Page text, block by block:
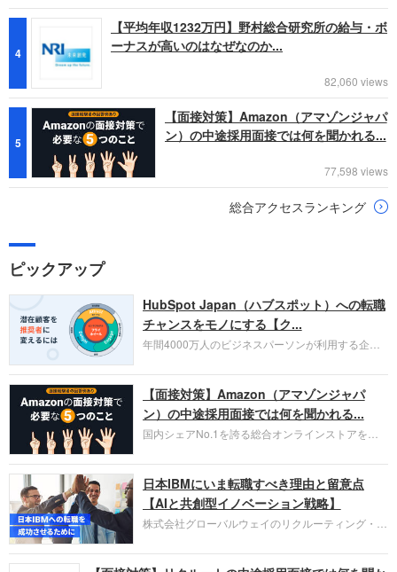
4
【平均年収1232万円】野村総合研究所の給与・ボ
ーナスが高いのはなぜなのか...
82,060 views
5
【面接対策】Amazon（アマゾンジャパ
ン）の中途採用面接では何を聞かれる...
77,598 views
総合アクセスランキング
ピックアップ
HubSpot Japan（ハブスポット）への転職
チャンスをモノにする【ク...
年間4000万人のビジネスパーソンが利用する企業
お勧めするイチオシ企業をご紹介します。今回はク
ラウド型CRMプラットフォームを提供する
HubSpot Japan（ハブスポット・ジャパン）株式会
社です。採用面接対策の企業研究にご活用くださ
い。
【面接対策】Amazon（アマゾンジャパ
ン）の中途採用面接では何を聞かれる...
国内シェアNo.1を誇る総合オンラインストアを運
圧倒的な存在感を持つAmazon。中途採用面接では
過去の具体的な業務成果やリーダーシップの発揮、
失敗からの学びが重視され、人間性やカルチャーフ
ィットも評価対象となり、長期的に成長できる仲間
であるかを多角的に審査されます。
日本IBMにいま転職すべき理由と留意点
【AIと共創型イノベーション戦略】
株式会社グローバルウェイのリクルーティング・パ
パーソンが利用する企業口コミサイト「キャリコ